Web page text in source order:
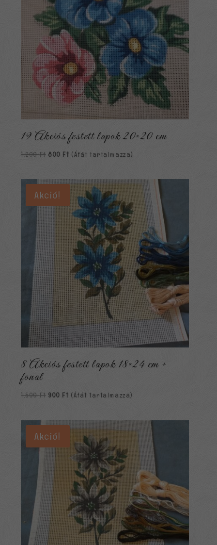
19 Akciós festett lapok 20×20 cm
1,200Ft Original
1,200 Ft.
800 FtCurrent
800 Ft.
(Áfát tartalmazza)
Akció!
8 Akciós festett lapok 18×24 cm +
fonal
1,500Ft Original
1,500 Ft.
900 FtCurrent
900 Ft.
(Áfát tartalmazza)
Akció!